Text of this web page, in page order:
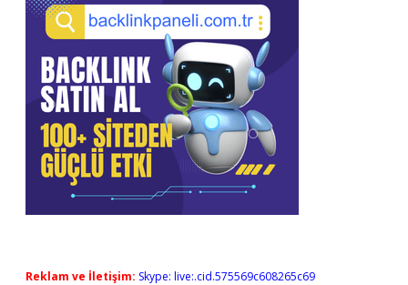
Reklam ve İletişim: Skype: live:.cid.575569c608265c69